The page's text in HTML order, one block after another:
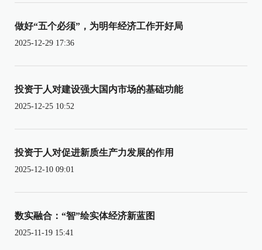
做好“五个必须”，为明年经济工作开好局
2025-12-29 17:36
投资于人对建设强大国内市场的基础功能
2025-12-25 10:52
投资于人对促进新质生产力发展的作用
2025-12-10 09:01
数实融合：“智”绘实体经济新蓝图
2025-11-19 15:41